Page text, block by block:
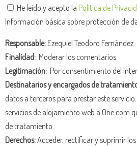
He leído y acepto la Política de
Información básica sobre protección de
Responsable:Ezequiel Teodoro Fernández.
Finalidad: Moderar los comentarios.
Legitimación: Por consentimiento del
Destinatarios y encargados de
datos a terceros para prestar este
servicios de alojamiento web a One.com
de tratamiento.
Derechos:Acceder, rectificar y suprimir los